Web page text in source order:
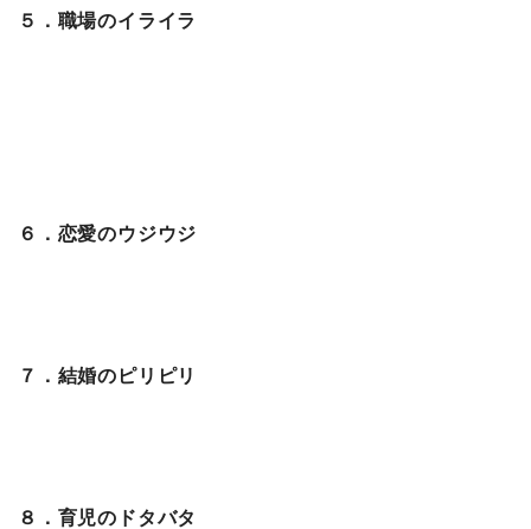
５．職場のイライラ
６．恋愛のウジウジ
７．結婚のピリピリ
８．育児のドタバタ